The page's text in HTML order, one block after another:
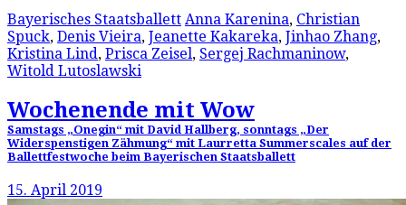
Bayerisches Staatsballett Anna Karenina, Christian
Spuck, Denis Vieira, Jeanette Kakareka, Jinhao Zhang,
Kristina Lind, Prisca Zeisel, Sergej Rachmaninow,
Witold Lutoslawski
Wochenende mit Wow
Samstags „Onegin“ mit David Hallberg, sonntags „Der
Widerspenstigen Zähmung“ mit Laurretta Summerscales auf der
Ballettfestwoche beim Bayerischen Staatsballett
15. April 2019